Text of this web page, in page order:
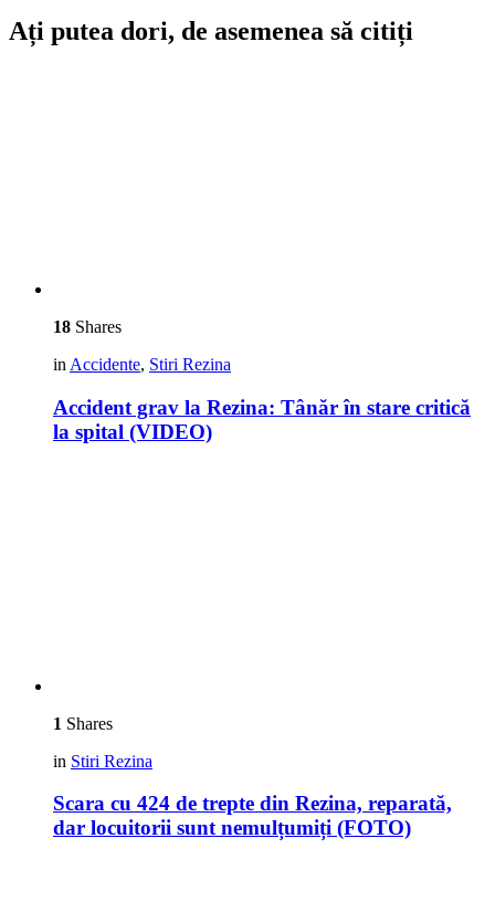
Ați putea dori, de asemenea să citiți
18 Shares
in Accidente, Stiri Rezina
Accident grav la Rezina: Tânăr în stare critică
la spital (VIDEO)
1 Shares
in Stiri Rezina
Scara cu 424 de trepte din Rezina, reparată,
dar locuitorii sunt nemulțumiți (FOTO)